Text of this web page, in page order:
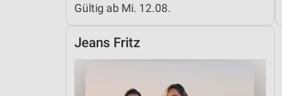
Gültig ab Mi. 12.08.
Jeans Fritz